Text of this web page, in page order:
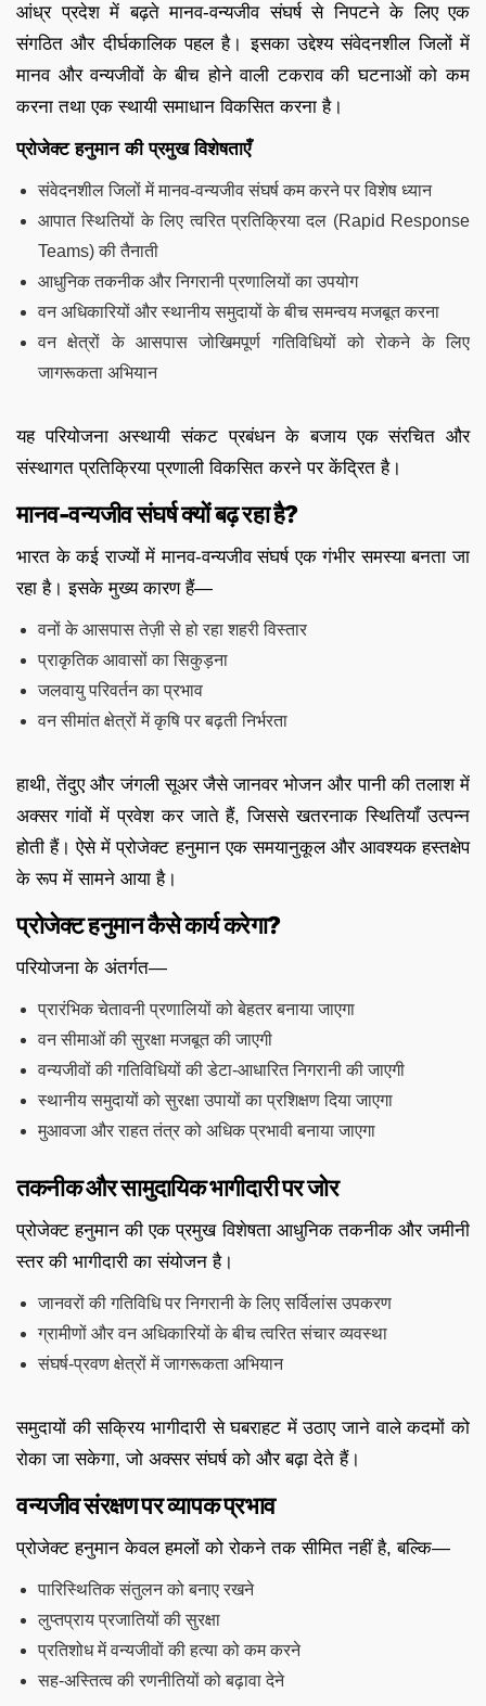
आंध्र प्रदेश में बढ़ते मानव-वन्यजीव संघर्ष से निपटने के लिए एक
संगठित और दीर्घकालिक पहल है। इसका उद्देश्य संवेदनशील जिलों में
मानव और वन्यजीवों के बीच होने वाली टकराव की घटनाओं को कम
करना तथा एक स्थायी समाधान विकसित करना है।
प्रोजेक्ट हनुमान की प्रमुख विशेषताएँ
संवेदनशील जिलों में मानव-वन्यजीव संघर्ष कम करने पर विशेष ध्यान
आपात स्थितियों के लिए त्वरित प्रतिक्रिया दल (Rapid Response
Teams) की तैनाती
आधुनिक तकनीक और निगरानी प्रणालियों का उपयोग
वन अधिकारियों और स्थानीय समुदायों के बीच समन्वय मजबूत करना
वन क्षेत्रों के आसपास जोखिमपूर्ण गतिविधियों को रोकने के लिए
जागरूकता अभियान
यह परियोजना अस्थायी संकट प्रबंधन के बजाय एक संरचित और
संस्थागत प्रतिक्रिया प्रणाली विकसित करने पर केंद्रित है।
मानव-वन्यजीव संघर्ष क्यों बढ़ रहा है?
भारत के कई राज्यों में मानव-वन्यजीव संघर्ष एक गंभीर समस्या बनता जा
रहा है। इसके मुख्य कारण हैं—
वनों के आसपास तेज़ी से हो रहा शहरी विस्तार
प्राकृतिक आवासों का सिकुड़ना
जलवायु परिवर्तन का प्रभाव
वन सीमांत क्षेत्रों में कृषि पर बढ़ती निर्भरता
हाथी, तेंदुए और जंगली सूअर जैसे जानवर भोजन और पानी की तलाश में
अक्सर गांवों में प्रवेश कर जाते हैं, जिससे खतरनाक स्थितियाँ उत्पन्न
होती हैं। ऐसे में प्रोजेक्ट हनुमान एक समयानुकूल और आवश्यक हस्तक्षेप
के रूप में सामने आया है।
प्रोजेक्ट हनुमान कैसे कार्य करेगा?
परियोजना के अंतर्गत—
प्रारंभिक चेतावनी प्रणालियों को बेहतर बनाया जाएगा
वन सीमाओं की सुरक्षा मजबूत की जाएगी
वन्यजीवों की गतिविधियों की डेटा-आधारित निगरानी की जाएगी
स्थानीय समुदायों को सुरक्षा उपायों का प्रशिक्षण दिया जाएगा
मुआवजा और राहत तंत्र को अधिक प्रभावी बनाया जाएगा
तकनीक और सामुदायिक भागीदारी पर जोर
प्रोजेक्ट हनुमान की एक प्रमुख विशेषता आधुनिक तकनीक और जमीनी
स्तर की भागीदारी का संयोजन है।
जानवरों की गतिविधि पर निगरानी के लिए सर्विलांस उपकरण
ग्रामीणों और वन अधिकारियों के बीच त्वरित संचार व्यवस्था
संघर्ष-प्रवण क्षेत्रों में जागरूकता अभियान
समुदायों की सक्रिय भागीदारी से घबराहट में उठाए जाने वाले कदमों को
रोका जा सकेगा, जो अक्सर संघर्ष को और बढ़ा देते हैं।
वन्यजीव संरक्षण पर व्यापक प्रभाव
प्रोजेक्ट हनुमान केवल हमलों को रोकने तक सीमित नहीं है, बल्कि—
पारिस्थितिक संतुलन को बनाए रखने
लुप्तप्राय प्रजातियों की सुरक्षा
प्रतिशोध में वन्यजीवों की हत्या को कम करने
सह-अस्तित्व की रणनीतियों को बढ़ावा देने